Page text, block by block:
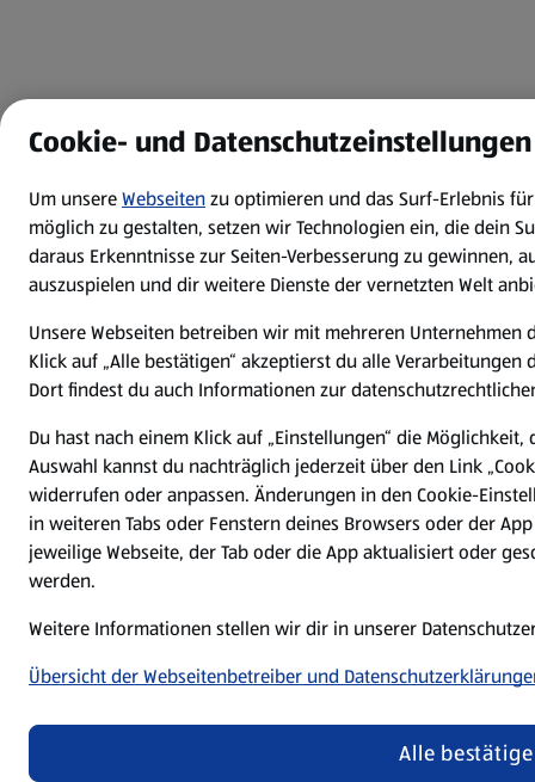
Cookie- und Datenschutzeinstellungen
Um unsereWebseitenzu optimieren und das Surf-Erlebnis
möglich zu gestalten, setzen wir Technologien ein, die dein
daraus Erkenntnisse zur Seiten-Verbesserung zu gewinnen,
auszuspielen und dir weitere Dienste der vernetzten Welt
Unsere Webseiten betreiben wir mit mehreren Unternehmen
Klick auf „Alle bestätigen“ akzeptierst du alle
Dort findest du auch Informationen zur
Du hast nach einem Klick auf „Einstellungen“ die
Auswahl kannst du nachträglich jederzeit über den Link
widerrufen oder anpassen. Änderungen in den Cookie-
in weiteren Tabs oder Fenstern deines Browsers oder der
jeweilige Webseite, der Tab oder die App aktualisiert oder
werden.
Weitere Informationen stellen wir dir in unserer
Übersicht der Webseitenbetreiber und
Alle